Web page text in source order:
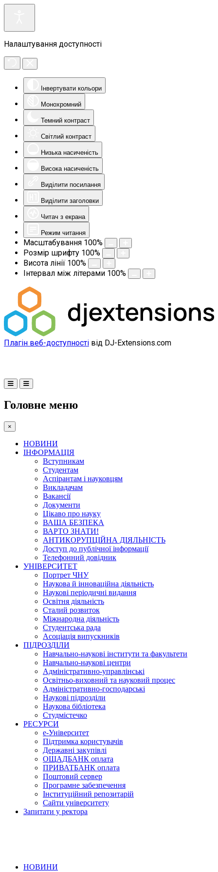
Налаштування доступності
Інвертувати кольори
Монохромний
Темний контраст
Світлий контраст
Низька насиченість
Висока насиченість
Виділити посилання
Виділити заголовки
Читач з екрана
Режим читання
Масштабування 100%
Розмір шрифту 100%
Висота лінії 100%
Інтервал між літерами 100%
Плагін веб-доступності від DJ-Extensions.com
Головне меню
×
НОВИНИ
ІНФОРМАЦІЯ
Вступникам
Студентам
Аспірантам і науковцям
Викладачам
Вакансії
Документи
Цікаво про науку
ВАША БЕЗПЕКА
ВАРТО ЗНАТИ!
АНТИКОРУПЦІЙНА ДІЯЛЬНІСТЬ
Доступ до публічної інформації
Телефонний довідник
УНІВЕРСИТЕТ
Портрет ЧНУ
Наукова й інноваційна діяльність
Наукові періодичні видання
Освітня діяльність
Сталий розвиток
Міжнародна діяльність
Студентська рада
Асоціація випускників
ПІДРОЗДІЛИ
Навчально-наукові інститути та факультети
Навчально-наукові центри
Адміністративно-управлінські
Освітньо-виховний та науковий процес
Адміністративно-господарські
Наукові підрозділи
Наукова бібліотека
Студмістечко
РЕСУРСИ
е-Університет
Підтримка користувачів
Державні закупівлі
ОЩАДБАНК оплата
ПРИВАТБАНК оплата
Поштовий сервер
Програмне забезпечення
Інституційний репозитарій
Сайти університету
Запитати у ректора
НОВИНИ